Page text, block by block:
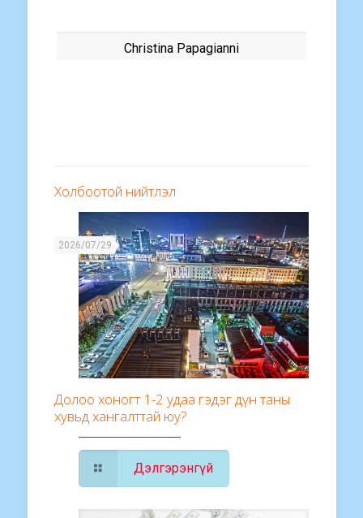
Christina Papagianni
Холбоотой нийтлэл
2026/07/29
Долоо хоногт 1-2 удаа гэдэг дүн таны
хувьд хангалттай юу?
Дэлгэрэнгүй